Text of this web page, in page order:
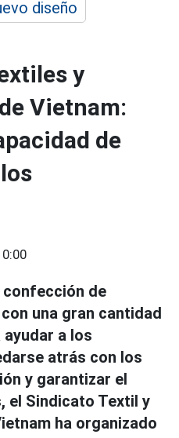
diseño
y
Vietnam:
de
de
una gran cantidad
a los
atrás con los
y garantizar el
el Sindicato Textil y
ha organizado